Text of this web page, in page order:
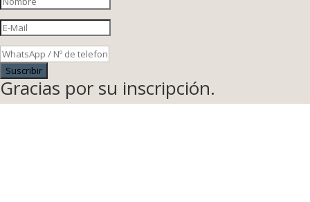
Suscribir
Gracias por su inscripción.